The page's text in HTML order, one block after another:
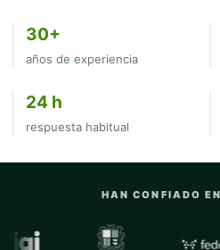
30+
años de experiencia
24 h
respuesta habitual
HAN CONFIADO
Empresas y